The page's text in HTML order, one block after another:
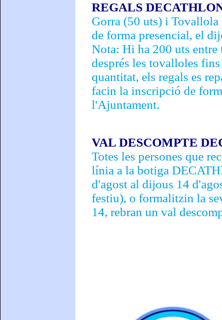
REGALS
Gorra (50 uts) i
de forma presencial, el
Nota: Hi ha 200 uts
després les tovalloles
quantitat, els regals es
facin la inscripció de
l'Ajuntament.
VAL DESCOMPTE
Totes les persones que
línia a la botiga
d'agost al dijous 14
festiu), o formalitzin la
14, rebran un val